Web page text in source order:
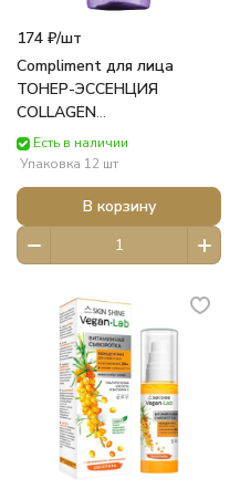
174 ₽/шт
Compliment для лица
ТОНЕР-ЭССЕНЦИЯ
COLLAGEN
АНТИВОЗРАСТНАЯ фл.
150мл 919326 ТИМЕКС
Есть в наличии
Упаковка 12 шт
В корзину